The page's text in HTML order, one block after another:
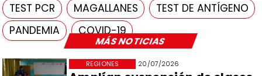
MÁS NOTICIAS
20/07/2026
REGIONES
TEST PCR MAGALLANES
TEST DE ANTÍGENO
PANDEMIA
COVID-19